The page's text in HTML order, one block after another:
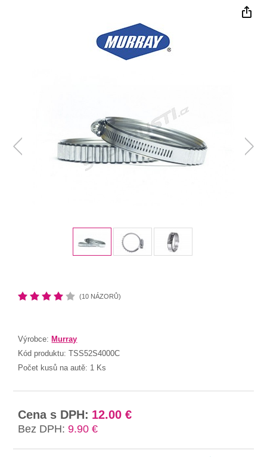
(10 NÁZORŮ)
Výrobce: Murray
Kód produktu:TSS52S4000C
Počet kusů na autě: 1 Ks
Cena s DPH: 12.00 €
Bez DPH: 9.90 €